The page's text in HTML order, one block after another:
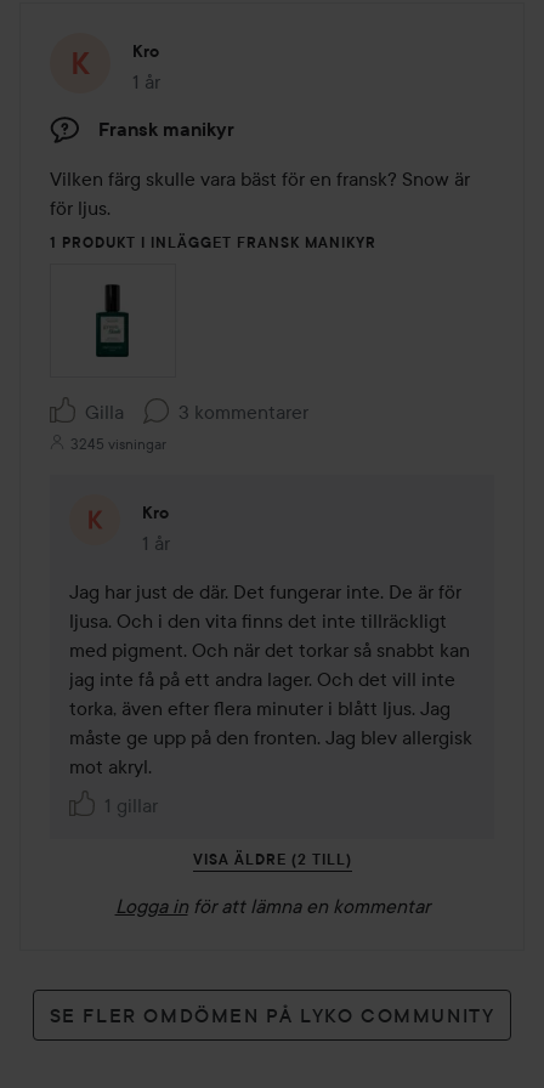
Kro
1 år
Inlägget skapades 1 år
Fransk manikyr
Vilken färg skulle vara bäst för en fransk? Snow är
för ljus.
1 PRODUKT I INLÄGGET FRANSK MANIKYR
Gilla 3 kommentarer
3245 visningar
Kro
1 år
Kommentaren lades 1 år
Jag har just de där. Det fungerar inte. De är för
ljusa. Och i den vita finns det inte tillräckligt
med pigment. Och när det torkar så snabbt kan
jag inte få på ett andra lager. Och det vill inte
torka, även efter flera minuter i blått ljus. Jag
måste ge upp på den fronten. Jag blev allergisk
mot akryl.
1 gillar
VISA ÄLDRE (2 TILL)
Logga in för att lämna en kommentar
SE FLER OMDÖMEN PÅ LYKO COMMUNITY